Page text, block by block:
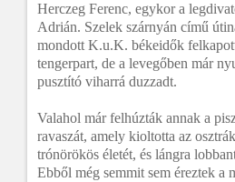
Herczeg Ferenc, egykor a
Adrián. Szelek szárnyán című
mondott K.u.K. békeidők
tengerpart, de a levegőben már
pusztító viharrá duzzadt.
Valahol már felhúzták annak a
ravaszát, amely kioltotta az
trónörökös életét, és lángra
Ebből még semmit sem éreztek a